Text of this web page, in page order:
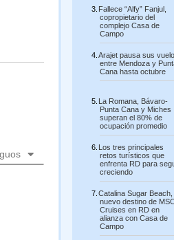
Fallece “Alfy” Fanjul,
copropietario del
complejo Casa de
Campo
Arajet pausa sus
entre Mendoza y
Cana hasta octubre
La Romana, Bávaro-
Punta Cana y Miches
superan el 80% de
ocupación promedio
Los tres principales
retos turísticos que
enfrenta RD para
creciendo
Catalina Sugar Beach,
nuevo destino de
Cruises en RD en
alianza con Casa de
Campo